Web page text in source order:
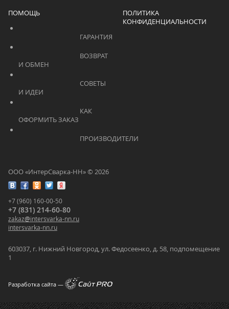
ООО «ИнтерСварка-НН» © 2026
+7 (960) 160-00-50
+7 (831) 214-60-80
zakaz@intersvarka-nn.ru
intersvarka-nn.ru
603037, г. Нижний Новгород, ул. Федосеенко, д. 58, подпомещение
1
Разработка сайта —
ПОМОЩЬ
ПОЛИТИКА
КОНФИДЕНЦИАЛЬНОСТИ